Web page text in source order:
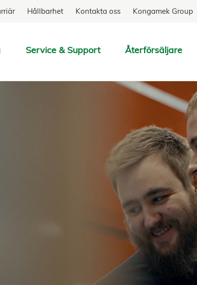
Hållbarhet Kontakta oss Kongamek Group
Service & Support Återförsäljare